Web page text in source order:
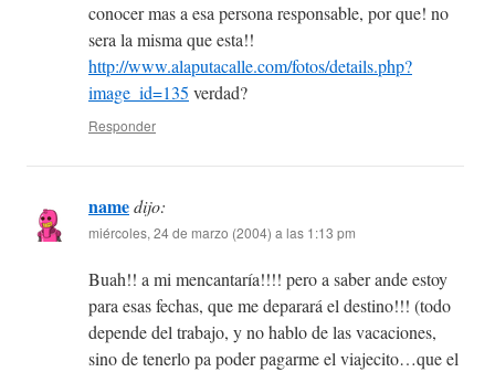
conocer mas a esa persona responsable, por que! no
sera la misma que esta!!
http://www.alaputacalle.com/fotos/details.php?
image_id=135 verdad?
Responder
namedijo:
miércoles, 24 de marzo (2004) a las 1:13 pm
Buah!! a mi mencantaría!!!! pero a saber ande estoy
para esas fechas, que me deparará el destino!!! (todo
depende del trabajo, y no hablo de las vacaciones,
sino de tenerlo pa poder pagarme el viajecito…que el